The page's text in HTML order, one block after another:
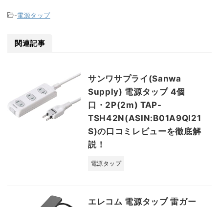
-電源タップ
関連記事
サンワサプライ(Sanwa
Supply) 電源タップ 4個
口・2P(2m) TAP-
TSH42N(ASIN:B01A9QI21
S)の口コミレビューを徹底解
説！
電源タップ
エレコム 電源タップ 雷ガー